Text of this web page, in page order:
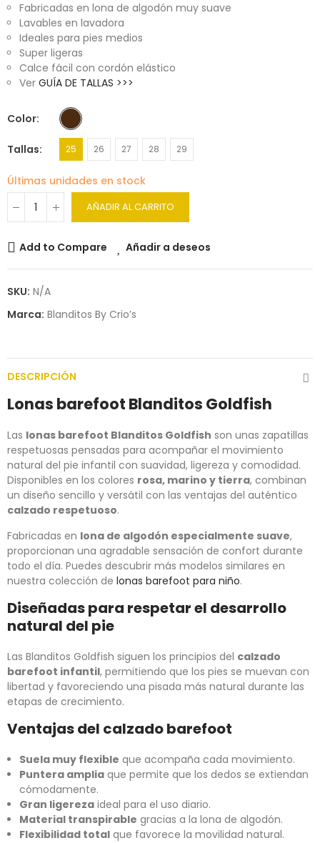
Fabricadas en lona de algodón muy suave
Lavables en lavadora
Ideales para pies medios
Super ligeras
Calce fácil con cordón elástico
Ver GUÍA DE TALLAS >>>
Color
Tallas 25 26 27 28 29
Últimas unidades en stock
AÑADIR AL CARRITO
Add to Compare Añadir a deseos
SKU: N/A
Marca: Blanditos By Crio’s
DESCRIPCIÓN
Lonas barefoot Blanditos Goldfish
Las lonas barefoot Blanditos Goldfish son unas zapatillas
respetuosas pensadas para acompañar el movimiento
natural del pie infantil con suavidad, ligereza y comodidad.
Disponibles en los colores rosa, marino y tierra, combinan
un diseño sencillo y versátil con las ventajas del auténtico
calzado respetuoso.
Fabricadas en lona de algodón especialmente suave,
proporcionan una agradable sensación de confort durante
todo el día. Puedes descubrir más modelos similares en
nuestra colección de lonas barefoot para niño.
Diseñadas para respetar el desarrollo
natural del pie
Las Blanditos Goldfish siguen los principios del calzado
barefoot infantil, permitiendo que los pies se muevan con
libertad y favoreciendo una pisada más natural durante las
etapas de crecimiento.
Ventajas del calzado barefoot
Suela muy flexible que acompaña cada movimiento.
Puntera amplia que permite que los dedos se extiendan
cómodamente.
Gran ligereza ideal para el uso diario.
Material transpirable gracias a la lona de algodón.
Flexibilidad total que favorece la movilidad natural.